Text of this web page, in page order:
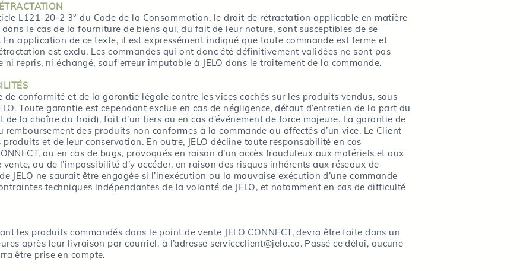
L121-20-2 3° du Code de la Consommation, le droit de rétractation applicable en matière
le cas de la fourniture de biens qui, du fait de leur nature, sont susceptibles de se
application de ce texte, il est expressément indiqué que toute commande est ferme et
est exclu. Les commandes qui ont donc été définitivement validées ne sont pas
repris, ni échangé, sauf erreur imputable à JELO dans le traitement de la commande.
conformité et de la garantie légale contre les vices cachés sur les produits vendus, sous
Toute garantie est cependant exclue en cas de négligence, défaut d’entretien de la part du
la chaîne du froid), fait d’un tiers ou en cas d’événement de force majeure. La garantie de
remboursement des produits non conformes à la commande ou affectés d’un vice. Le Client
et de leur conservation. En outre, JELO décline toute responsabilité en cas
ou en cas de bugs, provoqués en raison d’un accès frauduleux aux matériels et aux
ou de l’impossibilité d’y accéder, en raison des risques inhérents aux réseaux de
JELO ne saurait être engagée si l’inexécution ou la mauvaise exécution d’une commande
techniques indépendantes de la volonté de JELO, et notamment en cas de difficulté
les produits commandés dans le point de vente JELO CONNECT, devra être faite dans un
après leur livraison par courriel, à l’adresse serviceclient@jelo.co. Passé ce délai, aucune
être prise en compte.